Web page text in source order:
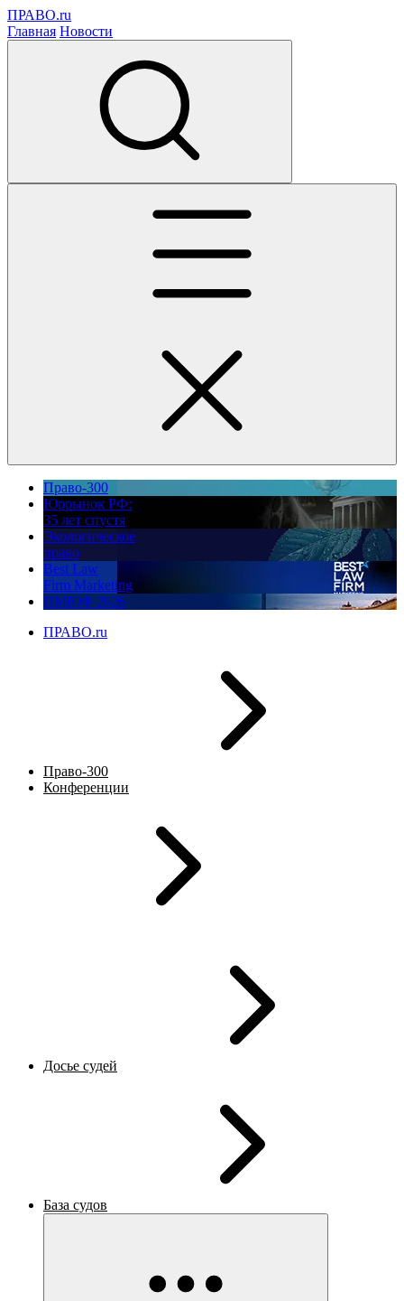
ПРАВО.ru
Главная Новости
Право-300
Юррынок РФ:
35 лет спустя
Экологическое
право
Best Law
Firm Marketing
ПМЮФ 2026
ПРАВО.ru
Право-300
Конференции
Досье судей
База судов